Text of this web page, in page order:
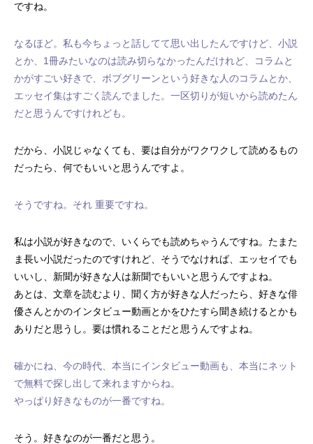
ですね。
なるほど。私も今ちょっと話してて思い出したんですけど、小説
とか、1冊みたいなのは読み切らなかったんだけれど、コラムと
かがすごい好きで、ボブグリーンという好きな人のコラムとか、
エッセイ集はすごく読んでました。一区切りが短いから読めたん
だと思うんですけれども。
だから、小説じゃなくても、要は自分がワクワクして読めるもの
だったら、何でもいいと思うんですよ。
そうですね。それ 重要ですね。
私は小説が好きなので、いくらでも読めちゃうんですね。たまた
ま長い小説だったのですけれど、そうでなければ、エッセイでも
いいし、新聞が好きな人は新聞でもいいと思うんですよね。
あとは、文章を読むより、聞く方が好きな人だったら、好きな俳
優さんとかのインタビュー動画とかをひたすら聞き続けるとかも
ありだと思うし。要は慣れることだと思うんですよね。
確かにね、今の時代、本当にインタビュー動画も、本当にネット
で無料で探し出して来れますからね。
やっぱり好きなものが一番ですね。
そう。好きなのが一番だと思う。